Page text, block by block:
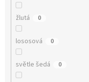
žlutá 0
lososová 0
světle šedá 0